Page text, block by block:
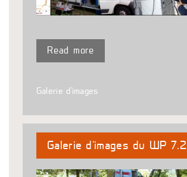
Read more
Galerie d'images
Galerie d’images du WP 7.2